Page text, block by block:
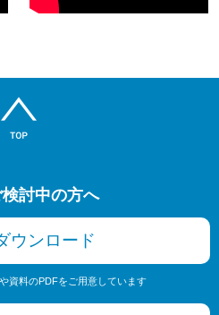
討中の方へ
ウンロード
資料のPDFをご用意しています